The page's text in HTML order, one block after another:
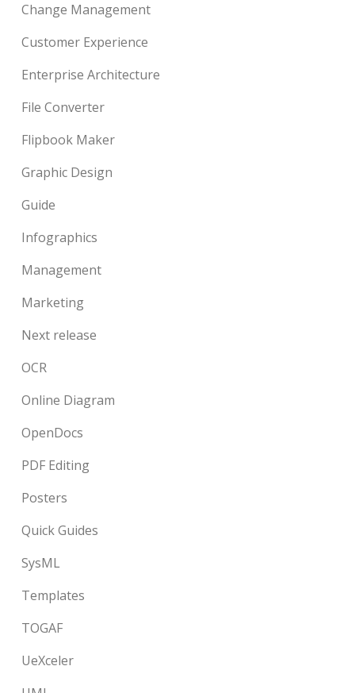
Change Management
Customer Experience
Enterprise Architecture
File Converter
Flipbook Maker
Graphic Design
Guide
Infographics
Management
Marketing
Next release
OCR
Online Diagram
OpenDocs
PDF Editing
Posters
Quick Guides
SysML
Templates
TOGAF
UeXceler